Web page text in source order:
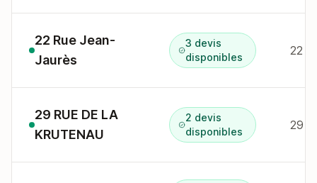
22 Rue Jean-
Jaurès
3 devis
disponibles
22
29 RUE DE LA
KRUTENAU
2 devis
disponibles
29 r